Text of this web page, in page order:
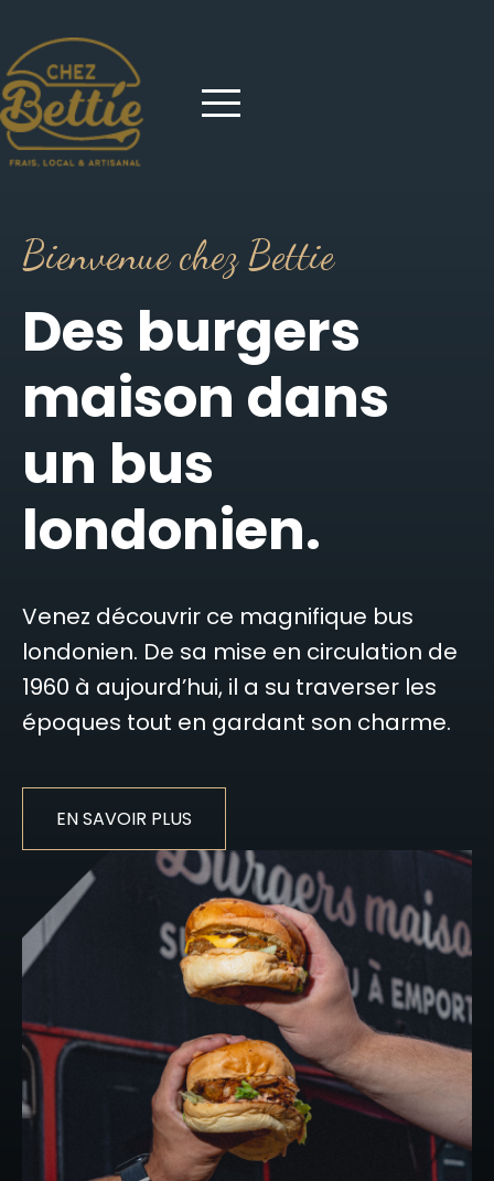
Bienvenue chez Bettie
Des burgers
maison dans
un bus
londonien.
Venez découvrir ce magnifique bus
londonien. De sa mise en circulation de
1960 à aujourd’hui, il a su traverser les
époques tout en gardant son charme.
EN SAVOIR PLUS